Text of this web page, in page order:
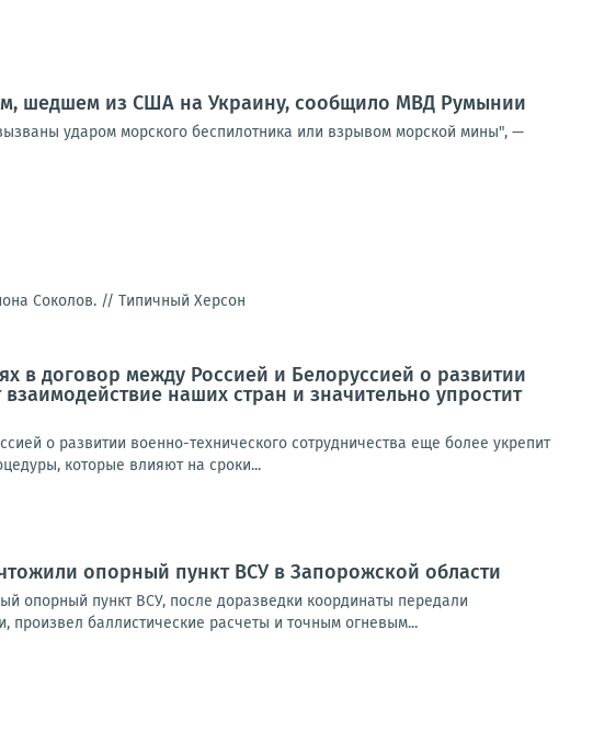
шедшем из США на Украину, сообщило МВД Румынии
ударом морского беспилотника или взрывом морской мины", —
Соколов. // Типичный Херсон
в договор между Россией и Белоруссией о развитии
наших стран и значительно упростит
о развитии военно-технического сотрудничества еще более укрепит
которые влияют на сроки...
опорный пункт ВСУ в Запорожской области
опорный пункт ВСУ, после доразведки координаты передали
произвел баллистические расчеты и точным огневым...